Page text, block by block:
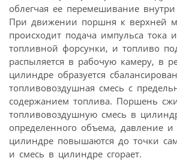
облегчая ее перемешивание
При движении поршня к верхней
происходит подача импульса тока
топливной форсунки, и топливо
распыляется в рабочую камеру, в
цилиндре образуется
топливовоздушная смесь с
содержанием топлива. Поршень
топливовоздушную смесь в
определенного объема, давление и
цилиндре повышаются до точки
и смесь в цилиндре сгорает.